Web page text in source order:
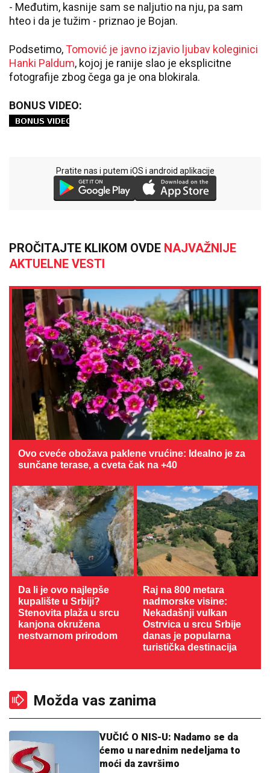
- Međutim, kasnije sam se naljutio na nju, pa sam
hteo i da je tužim - priznao je Bojan.
Podsetimo,Tomović je javno izjavio ljubav koleginici
Hanki Paldum, kojoj je ranije slao je eksplicitne
fotografije zbog čega ga je ona blokirala.
BONUS VIDEO:
Pratite nas i putem iOS i android aplikacije
PROČITAJTE KLIKOM OVDE NAJVAŽNIJE
AKTUELNE VESTI
Ovo cveće obožava paklene vrućine: Idealno je za
sunčane terase, a cveta čak na +40
Da li je ovo najlepše
kupalište u Srbiji?
Stenovita plaža u srcu
kanjona okružena
nestvarnom prirodom
Raj na 800 metara
nadmorske visine:
Nekadašnji vulkan
Ostrvica u srcu Srbije
danas je popularna
turistička destinacija
Možda vas zanima
VUČIĆ O NIS-U: Nadamo se da
ćemo u narednim nedeljama to
moći da završimo